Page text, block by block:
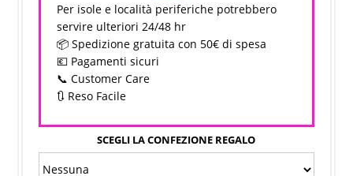
Per isole e località periferiche potrebbero
servire ulteriori 24/48 hr
📦 Spedizione gratuita con 50€ di spesa
💶 Pagamenti sicuri
📞 Customer Care
🔃 Reso Facile
SCEGLI LA CONFEZIONE REGALO